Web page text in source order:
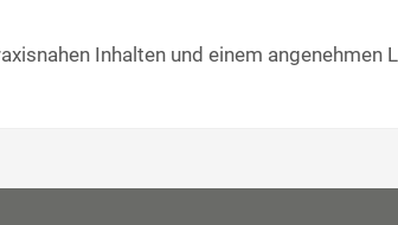
Inhalten und einem angenehmen